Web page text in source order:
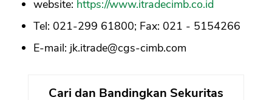
website: https://www.itradecimb.co.id
Tel: 021-299 61800; Fax: 021 - 5154266
E-mail: jk.itrade@cgs-cimb.com
Cari dan Bandingkan Sekuritas